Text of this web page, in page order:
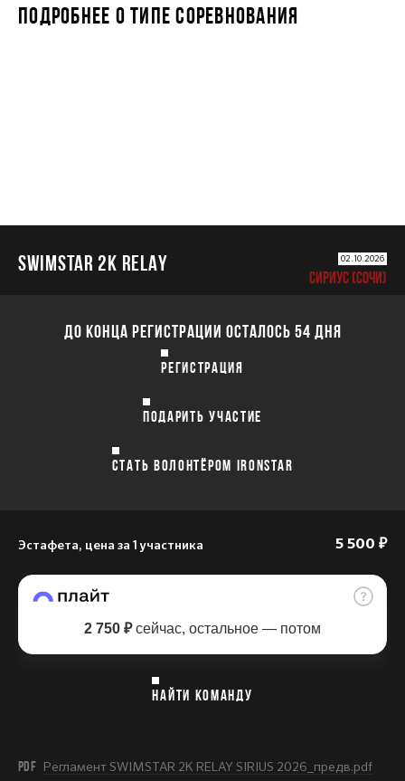
ПОДРОБНЕЕ О ТИПЕ СОРЕВНОВАНИЯ
SWIMSTAR 2K RELAY 02.10.2026
СИРИУС (СОЧИ)
ДО КОНЦА РЕГИСТРАЦИИ ОСТАЛОСЬ 54 ДНЯ
РЕГИСТРАЦИЯ
ПОДАРИТЬ УЧАСТИЕ
СТАТЬ ВОЛОНТЁРОМ IRONSTAR
Эстафета, цена за 1 участника 5 500 ₽
2 750 ₽сейчас, остальное — потом
НАЙТИ КОМАНДУ
PDF Регламент SWIMSTAR 2K RELAY SIRIUS 2026_предв.pdf